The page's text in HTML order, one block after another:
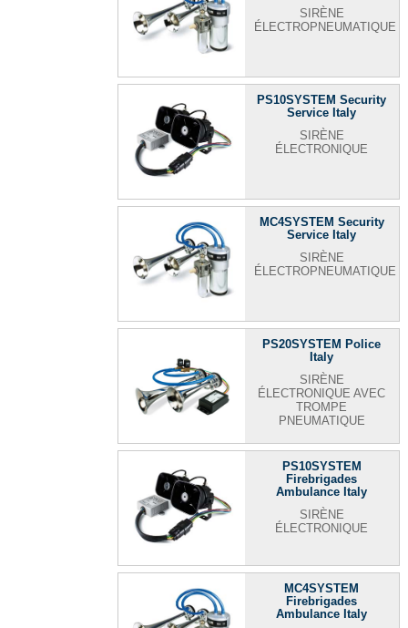
SIRÈNE
ÉLECTROPNEUMATIQUE
PS10SYSTEM Security
Service Italy
SIRÈNE
ÉLECTRONIQUE
MC4SYSTEM Security
Service Italy
SIRÈNE
ÉLECTROPNEUMATIQUE
PS20SYSTEM Police
Italy
SIRÈNE
ÉLECTRONIQUE AVEC
TROMPE
PNEUMATIQUE
PS10SYSTEM
Firebrigades
Ambulance Italy
SIRÈNE
ÉLECTRONIQUE
MC4SYSTEM
Firebrigades
Ambulance Italy